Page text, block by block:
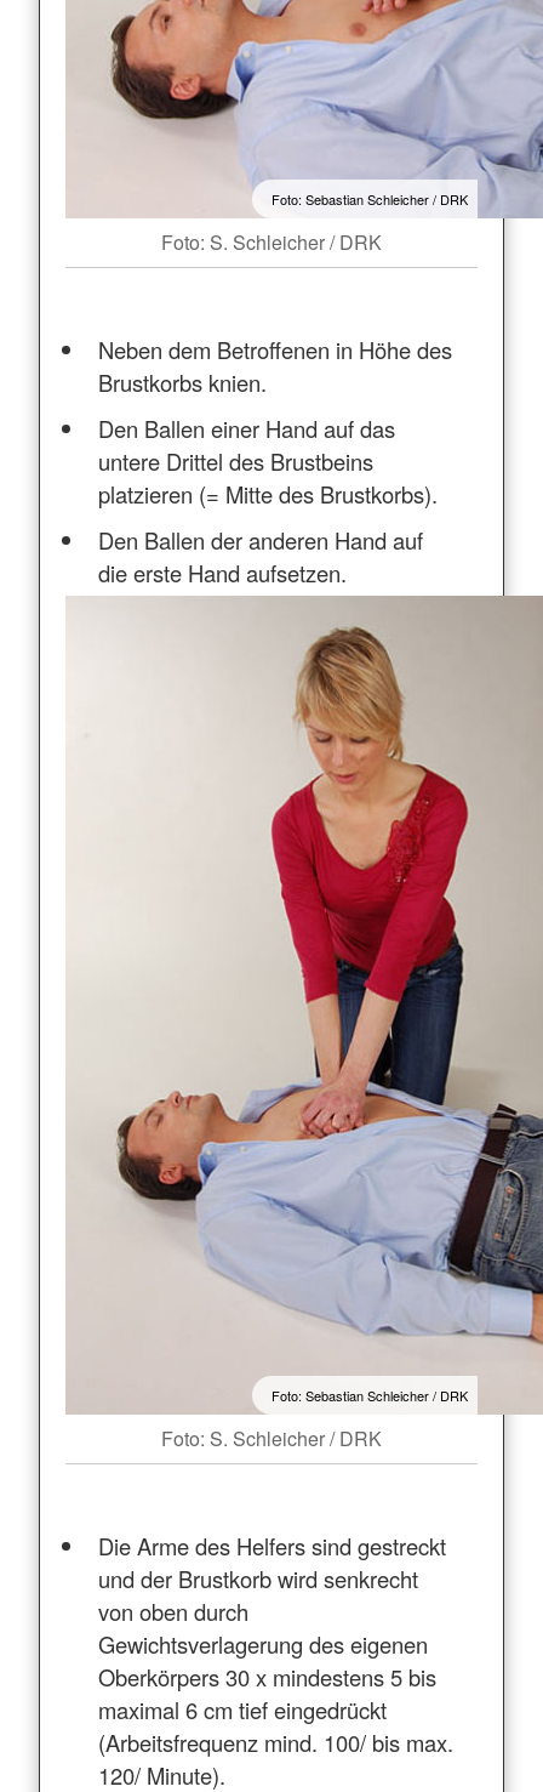
Foto: Sebastian Schleicher / DRK
Foto: S. Schleicher / DRK
Neben dem Betroffenen in Höhe des
Brustkorbs knien.
Den Ballen einer Hand auf das
untere Drittel des Brustbeins
platzieren (= Mitte des Brustkorbs).
Den Ballen der anderen Hand auf
die erste Hand aufsetzen.
Foto: Sebastian Schleicher / DRK
Foto: S. Schleicher / DRK
Die Arme des Helfers sind gestreckt
und der Brustkorb wird senkrecht
von oben durch
Gewichtsverlagerung des eigenen
Oberkörpers 30 x mindestens 5 bis
maximal 6 cm tief eingedrückt
(Arbeitsfrequenz mind. 100/ bis max.
120/ Minute).